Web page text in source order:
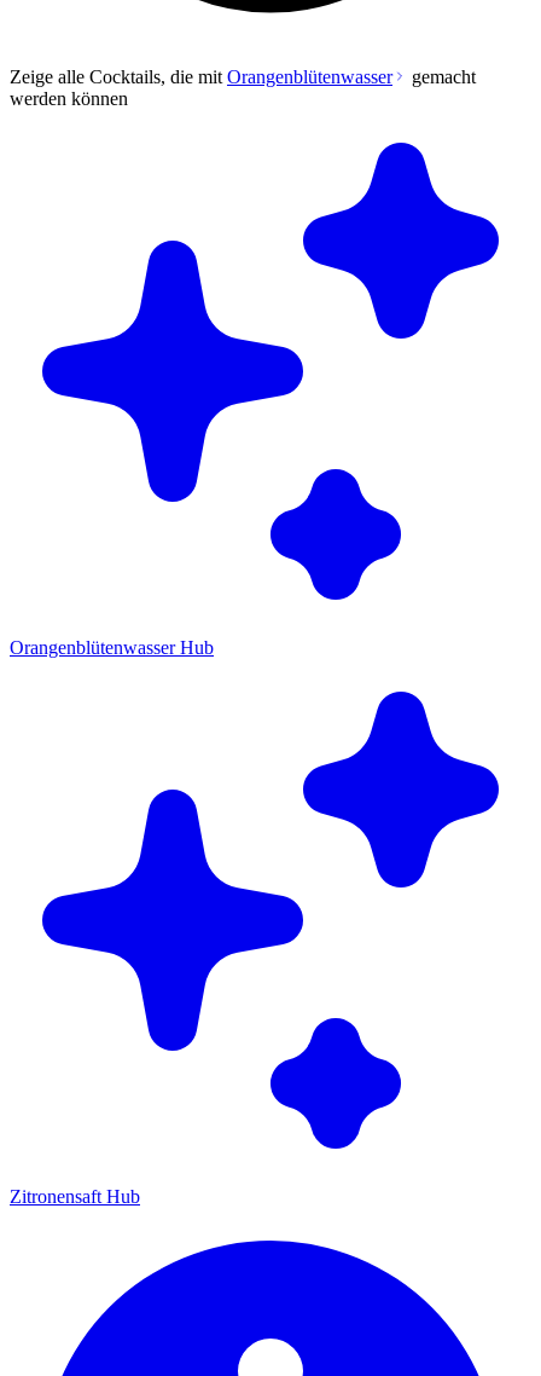
Zeige alle Cocktails, die mit Orangenblütenwasser
gemacht
werden können
Orangenblütenwasser Hub
Zitronensaft Hub